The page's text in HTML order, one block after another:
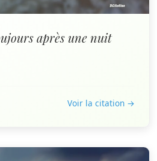
après une nuit
Voir la citation →